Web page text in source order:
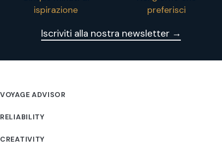
ispirazione
preferisci
Iscriviti alla nostra newsletter →
VOYAGE ADVISOR
RELIABILITY
CREATIVITY